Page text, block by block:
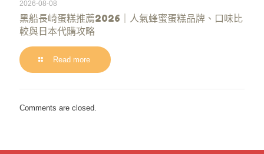
2026-08-08
黑船長崎蛋糕推薦2026｜人氣蜂蜜蛋糕品牌、口味比
較與日本代購攻略
Read more
Comments are closed.